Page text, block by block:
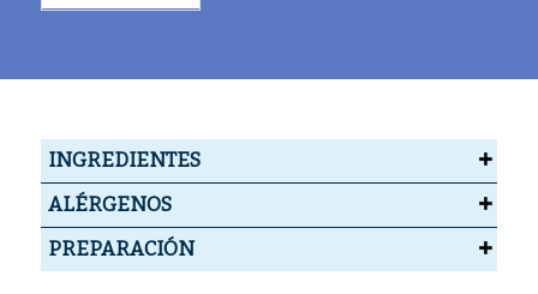
INGREDIENTES
ALÉRGENOS
PREPARACIÓN